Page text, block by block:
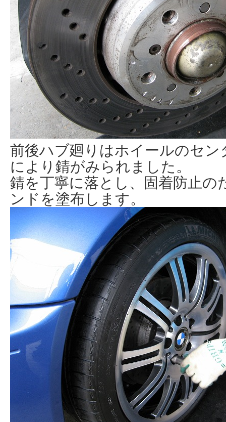
前後ハブ廻りはホイールのセン
により錆がみられました。
錆を丁寧に落とし、固着防止の
ンドを塗布します。